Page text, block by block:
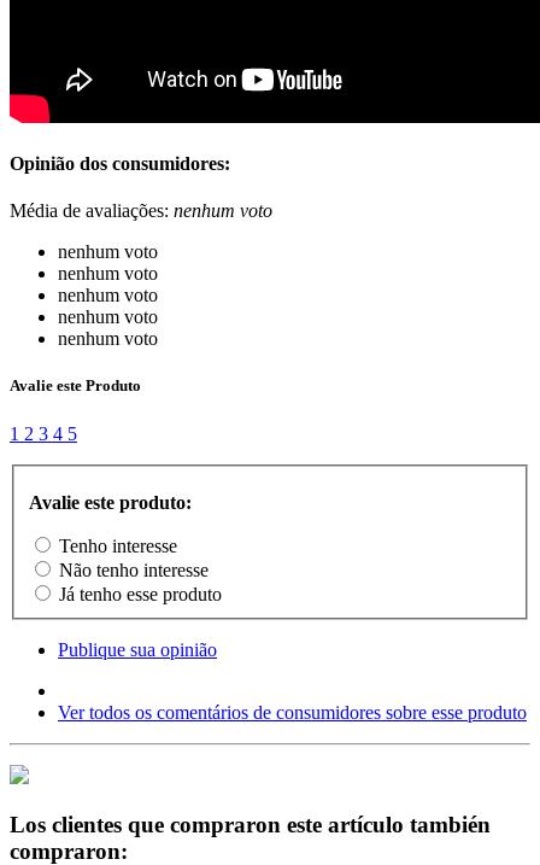
Opinião dos consumidores:
Média de avaliações: nenhum voto
nenhum voto
nenhum voto
nenhum voto
nenhum voto
nenhum voto
Avalie este Produto
1 2 3 4 5
Avalie este produto:
Tenho interesse
Não tenho interesse
Já tenho esse produto
Publique sua opinião
Ver todos os comentários de consumidores sobre esse produto
Los clientes que compraron este artículo también
compraron: